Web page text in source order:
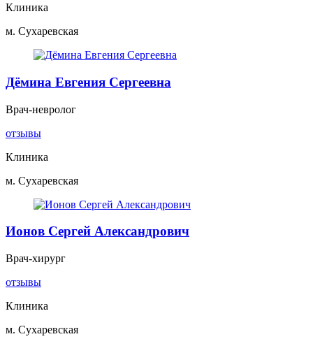
Клиника
м. Сухаревская
Дёмина Евгения Сергеевна
Врач-невролог
отзывы
Клиника
м. Сухаревская
Ионов Сергей Александрович
Врач-хирург
отзывы
Клиника
м. Сухаревская